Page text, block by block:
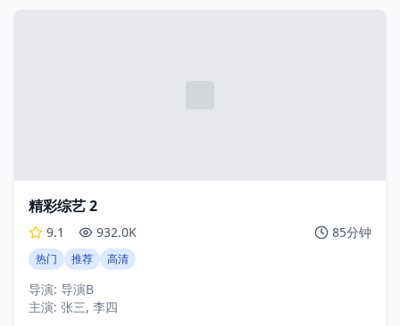
精彩综艺 2
9.1 932.0K 85分钟
热门 推荐 高清
导演: 导演B
主演: 张三, 李四